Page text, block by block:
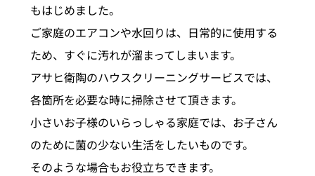
もはじめました。
ご家庭のエアコンや水回りは、日常的に使用する
ため、すぐに汚れが溜まってしまいます。
アサヒ衛陶のハウスクリーニングサービスでは、
各箇所を必要な時に掃除させて頂きます。
小さいお子様のいらっしゃる家庭では、お子さん
のために菌の少ない生活をしたいものです。
そのような場合もお役立ちできます。